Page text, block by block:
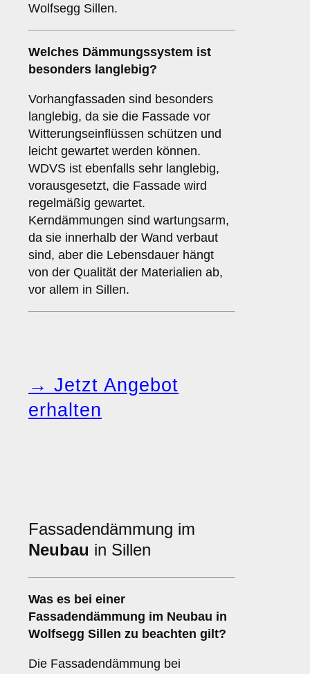
Wolfsegg Sillen.
Welches Dämmungssystem ist
besonders langlebig?
Vorhangfassaden sind besonders
langlebig, da sie die Fassade vor
Witterungseinflüssen schützen und
leicht gewartet werden können.
WDVS ist ebenfalls sehr langlebig,
vorausgesetzt, die Fassade wird
regelmäßig gewartet.
Kerndämmungen sind wartungsarm,
da sie innerhalb der Wand verbaut
sind, aber die Lebensdauer hängt
von der Qualität der Materialien ab,
vor allem in Sillen.
→ Jetzt Angebot
erhalten
Fassadendämmung im
Neubau in Sillen
Was es bei einer
Fassadendämmung im Neubau in
Wolfsegg Sillen zu beachten gilt?
Die Fassadendämmung bei